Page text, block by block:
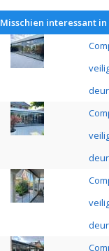
Misschien interessant